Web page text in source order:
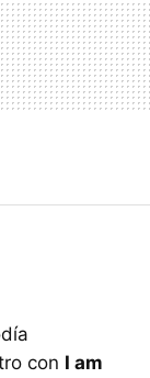
con I am